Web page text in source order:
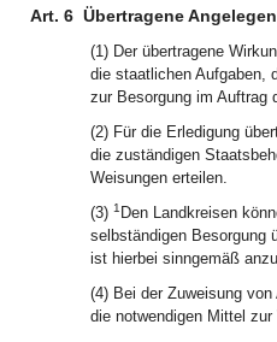
Art. 6 Übertragene
(1) Der übertragene
die staatlichen Aufgaben,
zur Besorgung im Auftrag
(2) Für die Erledigung
die zuständigen
Weisungen erteilen.
(3) 1 Den Landkreisen
selbständigen Besorgung
ist hierbei sinngemäß
(4) Bei der Zuweisung
die notwendigen Mittel